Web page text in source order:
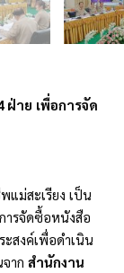
ฝ่าย เพื่อการจัด
แม่สะเรียง เป็น
ารจัดซื้อหนังสือ
ะสงค์เพื่อดำเนิน
าก สำนักงาน